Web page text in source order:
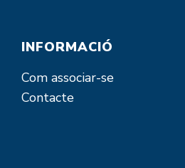
INFORMACIÓ
Com associar-se
Contacte